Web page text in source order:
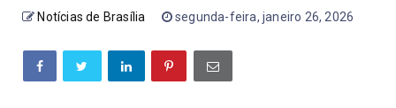
Notícias de Brasília segunda-feira, janeiro 26, 2026